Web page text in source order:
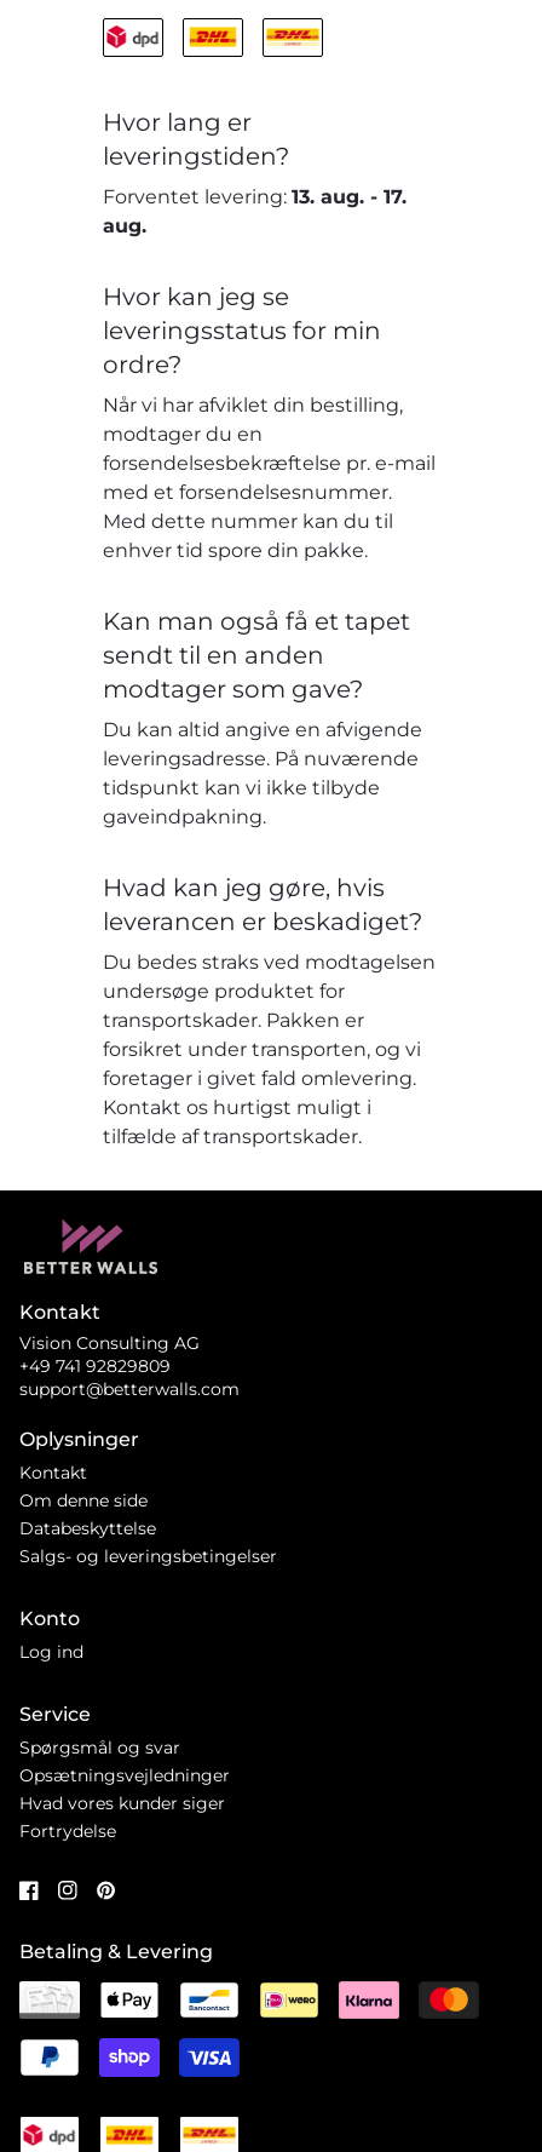
Hvor lang er
leveringstiden?
Forventet levering:13. aug. -17.
aug.
Hvor kan jeg se
leveringsstatus for min
ordre?
Når vi har afviklet din bestilling,
modtager du en
forsendelsesbekræftelse pr. e-mail
med et forsendelsesnummer.
Med dette nummer kan du til
enhver tid spore din pakke.
Kan man også få et tapet
sendt til en anden
modtager som gave?
Du kan altid angive en afvigende
leveringsadresse. På nuværende
tidspunkt kan vi ikke tilbyde
gaveindpakning.
Hvad kan jeg gøre, hvis
leverancen er beskadiget?
Du bedes straks ved modtagelsen
undersøge produktet for
transportskader. Pakken er
forsikret under transporten, og vi
foretager i givet fald omlevering.
Kontakt os hurtigst muligt i
tilfælde af transportskader.
Kontakt
Vision Consulting AG
+49 741 92829809
support@betterwalls.com
Oplysninger
Kontakt
Om denne side
Databeskyttelse
Salgs- og leveringsbetingelser
Konto
Log ind
Service
Spørgsmål og svar
Opsætningsvejledninger
Hvad vores kunder siger
Fortrydelse
Betaling & Levering